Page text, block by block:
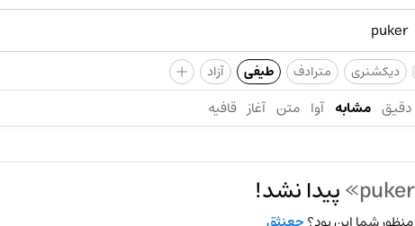
دیکشنری مترادف طیفی آزاد +
دقیق مشابه آوا متن آغاز قافیه
پیدا نشد!